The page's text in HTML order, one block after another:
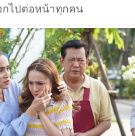
ไปต่อหน้าทุกคน